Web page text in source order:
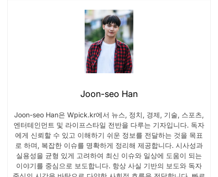
Joon-seo Han
Joon-seo Han은 Wpick.kr에서 뉴스, 정치, 경제, 기술, 스포츠,
엔터테인먼트 및 라이프스타일 전반을 다루는 기자입니다. 독자
에게 신뢰할 수 있고 이해하기 쉬운 정보를 전달하는 것을 목표
로 하며, 복잡한 이슈를 명확하게 정리해 제공합니다. 시사성과
실용성을 균형 있게 고려하여 최신 이슈와 일상에 도움이 되는
이야기를 중심으로 보도합니다. 항상 사실 기반의 보도와 독자